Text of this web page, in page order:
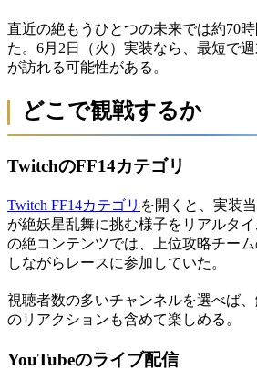
直近の絶もうひとつの未来では約70
た。6月2日（火）実装なら、最短で
が訪れる可能性がある。
どこで観戦するか
TwitchのFF14カテゴリ
Twitch FF14カテゴリ を開くと、実装
が絶妖星乱舞に挑む様子をリアルタ
の絶コンテンツでは、上位攻略チー
しながらレースに参加していた。
視聴者数の多いチャンネルを選べば
のリアクションも含めて楽しめる。
YouTubeのライブ配信